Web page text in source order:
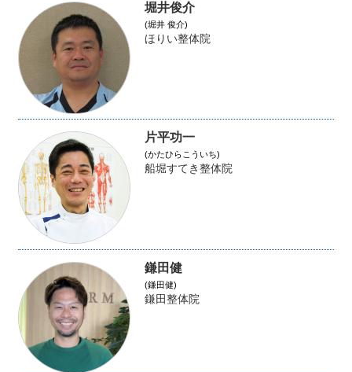
堀井俊介
(堀井 俊介)
ほりい整体院
片平功一
(かたひらこういち)
船堀すてき整体院
鎌田健
(鎌田健)
鎌田整体院